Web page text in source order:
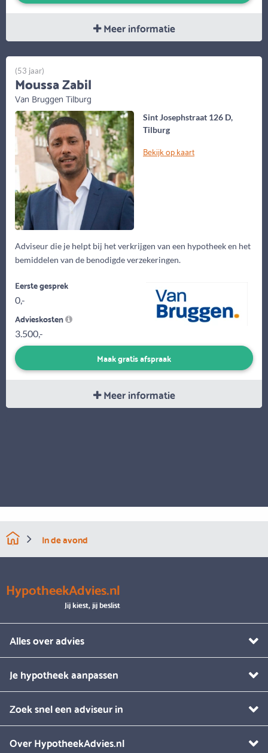
Meer informatie
Sint Josephstraat 126 D,
Tilburg
Bekijk op kaart
Adviseur die je helpt bij het verkrijgen van een hypotheek en het
bemiddelen van de benodigde verzekeringen.
(53 jaar)
Moussa Zabil
Van Bruggen Tilburg
Eerste gesprek
0,-
Advieskosten
3.500,-
Maak gratis afspraak
Meer informatie
In de avond
HypotheekAdvies.nl
Jij kiest, jij beslist
Alles over advies
Je hypotheek aanpassen
Zoek snel een adviseur in
Over HypotheekAdvies.nl